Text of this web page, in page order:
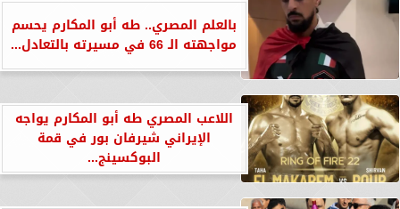
بالعلم المصري.. طه أبو المكارم يحسم
مواجهته الـ 66 في مسيرته بالتعادل...
اللاعب المصري طه أبو المكارم يواجه
الإيراني شيرفان بور في قمة
البوكسينج...